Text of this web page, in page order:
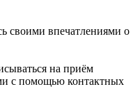
своими впечатлениями о
на приём
с помощью контактных